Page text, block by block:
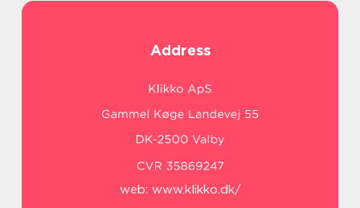
Address
web: www.klikko.dk/